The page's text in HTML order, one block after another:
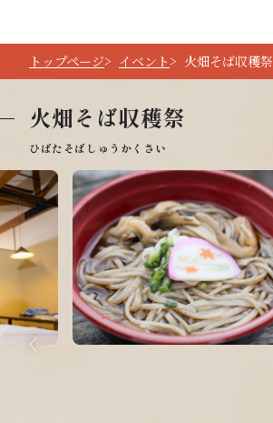
トップページ イベント 火畑そば収穫祭
火畑そば収穫祭